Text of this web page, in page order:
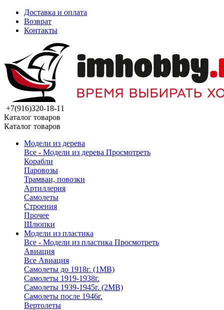
Доставка и оплата
Возврат
Контакты
+7(916)320-18-11
Каталог товаров
Каталог товаров
Модели из дерева
Все - Модели из дерева Просмотреть
Корабли
Паровозы
Трамваи, повозки
Артиллерия
Самолеты
Строения
Прочее
Шлюпки
Модели из пластика
Все - Модели из пластика Просмотреть
Авиация
Все Авиация
Самолеты до 1918г. (1МВ)
Самолеты 1919-1938г.
Самолеты 1939-1945г. (2МВ)
Самолеты после 1946г.
Вертолеты